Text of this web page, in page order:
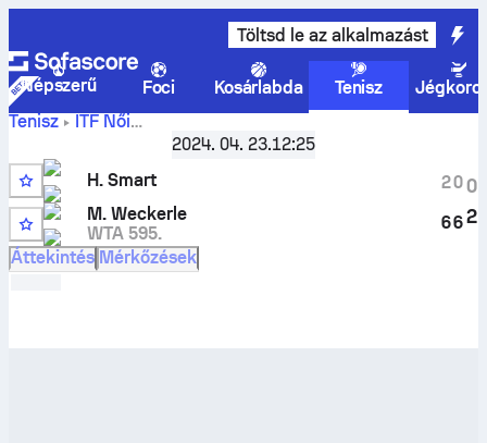
Töltsd le az alkalmazást
Népszerű Foci Kosárlabda Tenisz
Tenisz
ITF Női
Nottingham, Singles Main, W-ITF-GBR-05A
Hollie Smart
eredmények
2024. 04. 23.12:25
H. Smart
M. Weckerle
WTA 595.
2
6
0
6
0
2
Áttekintés Mérkőzések